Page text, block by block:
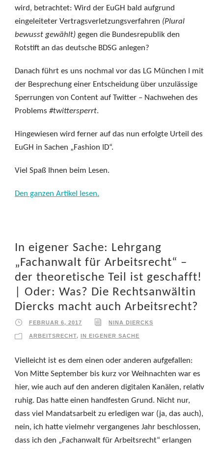
wird, betrachtet: Wird der EuGH bald aufgrund
eingeleiteter Vertragsverletzungsverfahren (Plural
bewusst gewählt) gegen die Bundesrepublik den
Rotstift an das deutsche BDSG anlegen?
Danach führt es uns nochmal vor das LG München I mit
der Besprechung einer Entscheidung über unzulässige
Sperrungen von Content auf Twitter – Nachwehen des
Problems #twittersperrt.
Hingewiesen wird ferner auf das nun erfolgte Urteil des
EuGH in Sachen „Fashion ID“.
Viel Spaß Ihnen beim Lesen.
Den ganzen Artikel lesen.
In eigener Sache: Lehrgang
„Fachanwalt für Arbeitsrecht“ –
der theoretische Teil ist geschafft!
| Oder: Was? Die Rechtsanwältin
Diercks macht auch Arbeitsrecht?
FEBRUAR 6, 2017 NINA DIERCKS
ARBEITSRECHT, IN EIGENER SACHE
Vielleicht ist es dem einen oder anderen aufgefallen:
Von Mitte September bis kurz vor Weihnachten war es
hier, wie auch auf den anderen digitalen Kanälen, relativ
ruhig. Das hatte einen handfesten Grund. Nicht nur,
dass viel Mandatsarbeit zu erledigen war (ja, das auch),
nein, ich hatte vielmehr vergangenes Jahr beschlossen,
dass ich den „Fachanwalt für Arbeitsrecht“ erlangen